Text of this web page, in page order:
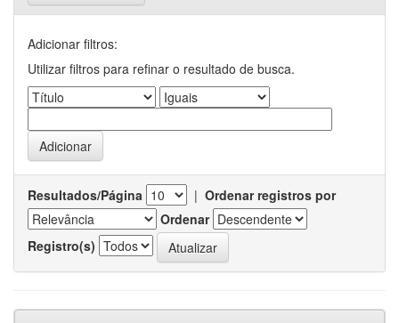
Adicionar filtros:
Utilizar filtros para refinar o resultado de busca.
Resultados/Página | Ordenar registros por
Ordenar
Registro(s)